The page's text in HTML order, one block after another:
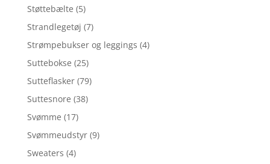
Støttebælte (5)
Strandlegetøj (7)
Strømpebukser og leggings (4)
Suttebokse (25)
Sutteflasker (79)
Suttesnore (38)
Svømme (17)
Svømmeudstyr (9)
Sweaters (4)